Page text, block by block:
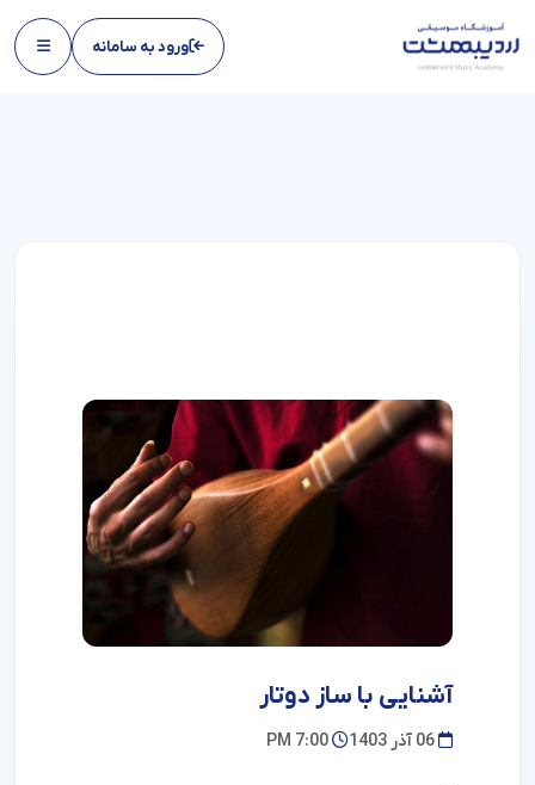
ورود به سامانه
آشنایی با ساز دوتار
06 آذر 1403 7:00 PM